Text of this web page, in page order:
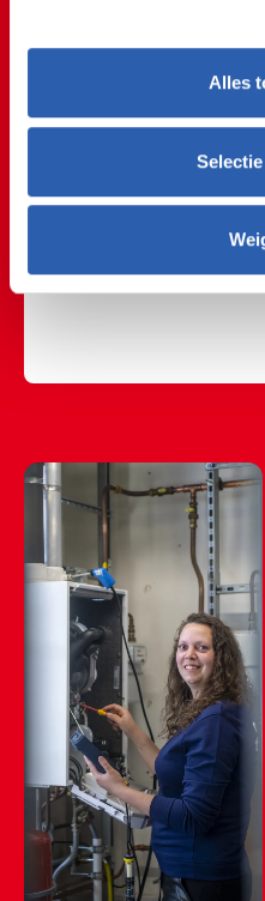
Alles
𝘸𝘦𝘳𝘬𝘻𝘢𝘢𝘮 𝘰𝘱 𝘥𝘦
𝘴𝘱𝘪𝘭 𝘵𝘶𝘴𝘴𝘦𝘯 𝘥𝘦
𝘏𝘦𝘵 𝘪𝘴 𝘮𝘰𝘰𝘪 𝘥𝘢𝘵 𝘫𝘦 𝘥𝘦𝘻𝘦
𝘭𝘦𝘦𝘳 𝘫𝘦 𝘩𝘦𝘦𝘭 𝘷𝘦𝘦𝘭 𝘷𝘢𝘯. 𝘌𝘯
🎉 Stagebegeleider en
onwijs trots op de
𝘰𝘯𝘵𝘻𝘦𝘵𝘵𝘦𝘯𝘥
𝘏𝘦𝘵 𝘻𝘪𝘫𝘯 𝘦𝘤𝘩𝘵𝘦
𝘋𝘎𝘚 𝘦𝘳𝘨 𝘣𝘭𝘪𝘫 𝘮𝘦𝘦." 👏🏽 𝑾𝒆𝒆𝒕